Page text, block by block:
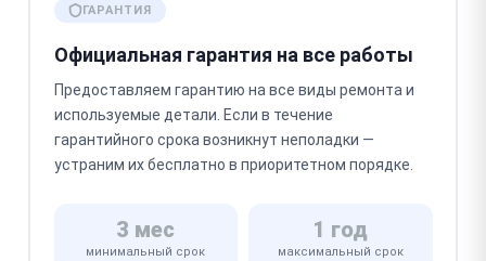
ГАРАНТИЯ
Официальная гарантия на все работы
Предоставляем гарантию на все виды ремонта и
используемые детали. Если в течение
гарантийного срока возникнут неполадки —
устраним их бесплатно в приоритетном порядке.
3 мес
минимальный срок
1 год
максимальный срок